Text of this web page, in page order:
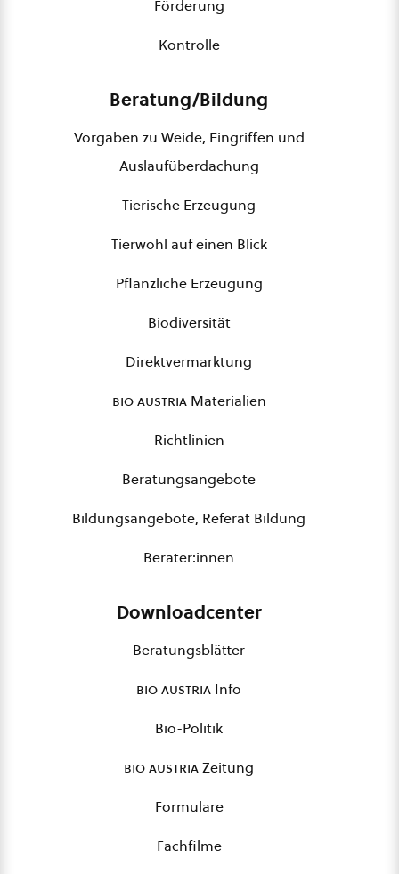
Förderung
Kontrolle
Beratung/Bildung
Vorgaben zu Weide, Eingriffen und
Auslaufüberdachung
Tierische Erzeugung
Tierwohl auf einen Blick
Pflanzliche Erzeugung
Biodiversität
Direktvermarktung
bio austriaMaterialien
Richtlinien
Beratungsangebote
Bildungsangebote, Referat Bildung
Berater:innen
Downloadcenter
Beratungsblätter
bio austria Info
Bio-Politik
bio austriaZeitung
Formulare
Fachfilme